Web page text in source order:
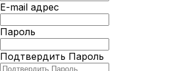
E-mail адрес
Пароль
Подтвердить Пароль